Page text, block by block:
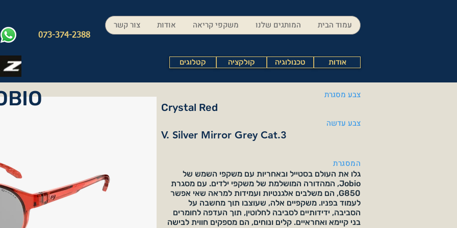
073-374-2388
עמוד הבית המותגים שלנו משקפי קריאה אודות צור קשר
קטלוגים קולקציה טכנולוגיה אודות
צבע מסגרת
Crystal Red
צבע עדשה
V. Silver Mirror Grey Cat.3
המסגרת
גלו את העולם בסטייל ובאחריות עם משקפי השמש של
Jobio, המהדורה המושלמת של משקפי ילדים. עם מסגרת
G850, הם משלבים אלגנטיות ועמידות למראה שאי אפשר
לעמוד בפניו. משקפיים אלה, שעוצבו תוך מחשבה על
הסביבה, ידידותיים לסביבה לחלוטין, תוך העדפה לחומרים
בני קיימא ואחראיים. קלים ונוחים, הם מספקים חווית לבישה